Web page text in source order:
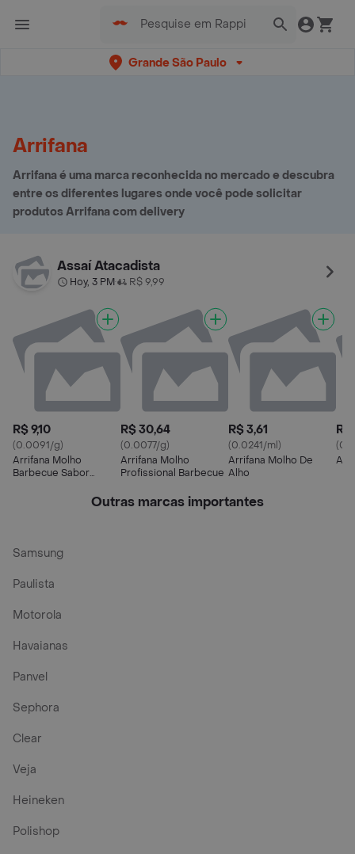
Grande São Paulo
Arrifana
Arrifana é uma marca reconhecida no mercado e descubra
entre os diferentes lugares onde você pode solicitar
produtos Arrifana com delivery
Assaí Atacadista
Hoy, 3 PM• R$ 9,99
R$ 9,10
(0.0091/g)
Arrifana Molho
Barbecue Sabor
R$ 30,64
(0.0077/g)
Arrifana Molho
Profissional Barbecue
R$ 3,61
(0.0241/ml)
Arrifana Molho De
Alho
R$
Outras marcas importantes
Samsung
Paulista
Motorola
Havaianas
Panvel
Sephora
Clear
Veja
Heineken
Polishop